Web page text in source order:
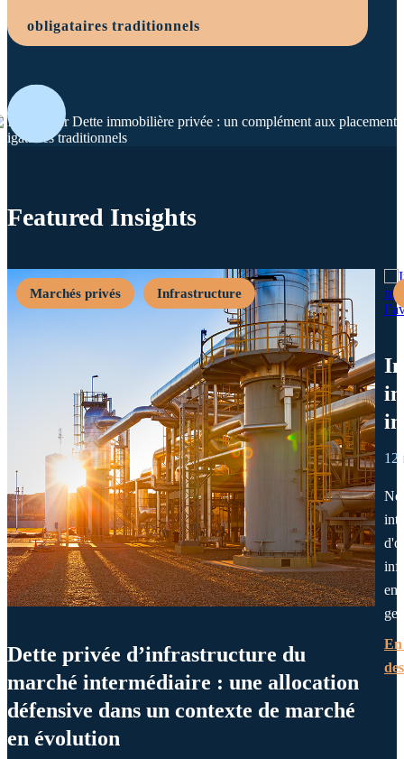
obligataires traditionnels
Featured Insights
Marchés privés Infrastructure
Dette privée d’infrastructure du
marché intermédiaire : une allocation
défensive dans un contexte de marché
en évolution
12
en
En